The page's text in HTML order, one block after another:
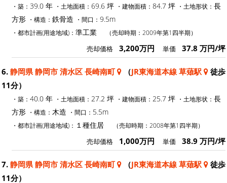
・築： 39.0 年 ・土地面積： 69.6 坪 ・建物面積： 84.7 坪 ・土地形状： 長
方形 ・構造： 鉄骨造 ・間口： 9.5m
・都市計画(用途地域)： 準工業 （売却時期：2009年第1四半期）
売却価格 3,200万円 単価 37.8 万円/坪
6. 静岡県 静岡市 清水区 長崎南町 （JR東海道本線 草薙駅
徒歩
11分）
・築： 40.0 年 ・土地面積： 27.2 坪 ・建物面積： 25.7 坪 ・土地形状： 長
方形 ・構造： 木造 ・間口： 5.5m
・都市計画(用途地域)： １種住居 （売却時期：2008年第1四半期）
売却価格 1,000万円 単価 38.9 万円/坪
7. 静岡県 静岡市 清水区 長崎南町 （JR東海道本線 草薙駅
徒歩
11分）